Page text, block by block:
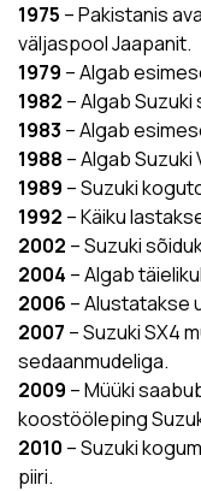
1975 – Pakistanis
väljaspool Jaapanit.
1979 – Algab
1982 – Algab
1983 – Algab
1988 – Algab
1989 – Suzuki
1992 – Käiku
2002 – Suzuki
2004 – Algab
2006 – Alustatakse
2007 – Suzuki SX4
sedaanmudeliga.
2009 – Müüki
koostööleping
2010 – Suzuki
piiri.